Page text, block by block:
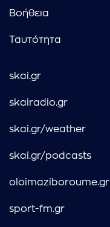
Βοήθεια
Ταυτότητα
skai.gr
skairadio.gr
skai.gr/weather
skai.gr/podcasts
oloimaziboroume.gr
sport-fm.gr